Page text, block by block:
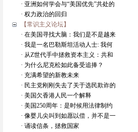
· 亚洲如何学会与“美国优先”共处的
· 权力政治的回归
【常识主义论坛】
· 在美国寻找大脑：我们是不是越来
· 我是一名巴勒斯坦活动人士: 我何
· 从Z世代手中拯救资本主义：共和
· 为什么尼克松如此备受追捧？
· 充满希望的新教未来
· 民主党刚刚失去了关于选民欺诈的
· 美国欠香港人民一个解释
· 美国250周年：是时候用法律制约
· 像婴儿尖叫到如愿以偿，并不是一
· 诵读信条，拯救国家